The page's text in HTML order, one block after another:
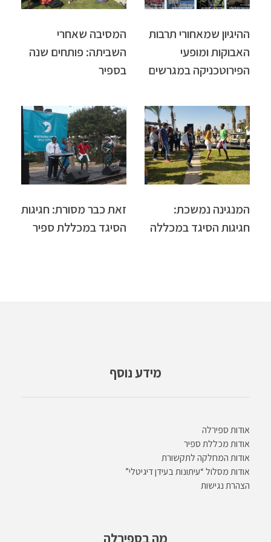
ההיגיון שמאחורי תרבות
האבוקות ומופעי
הפירוטכניקה במגרשים
המסיבה שאחרי
השביתה: פותחים שנה
בספיר
המנגינה נמשכת:
חגיגות הסיגד במכללה
זאת כבר מסורת: חגיגות
הסיגד במכללת ספיר
מידע נוסף
אודות ספירלה
אודות מכללת ספיר
אודות המחלקה לתקשורת
אודות מסלול “עיתונות בעידן דיגיטלי”
הצהרת נגישות